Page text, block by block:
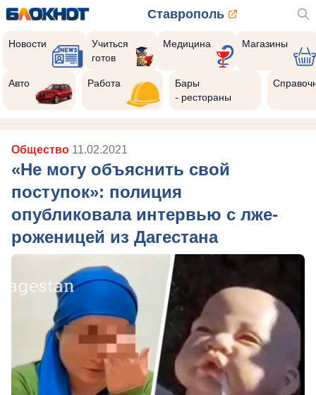
Ставрополь
Новости
Учиться
готов
Медицина Магазины
Авто Работа
Бары
- рестораны
Общество 11.02.2021
«Не могу объяснить свой
поступок»: полиция
опубликовала интервью с лже-
роженицей из Дагестана